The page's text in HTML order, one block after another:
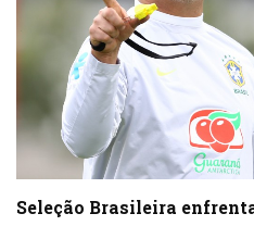
Seleção Brasileira